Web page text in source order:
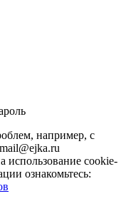
например, с
использование cookie-
ознакомьтесь: